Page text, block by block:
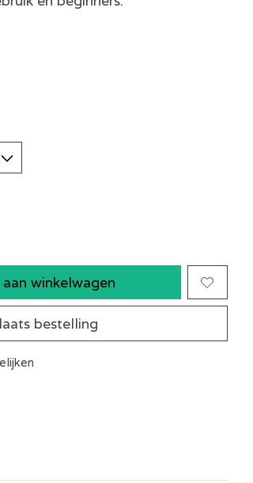
product is
winkelwagen
bestelling